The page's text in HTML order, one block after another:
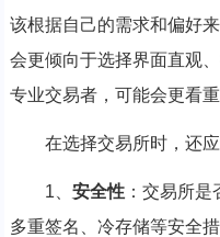
该根据自己的需求和偏好
会更倾向于选择界面直观
专业交易者，可能会更看
在选择交易所时，还
1、 安全性：交易所是
多重签名、冷存储等安全措